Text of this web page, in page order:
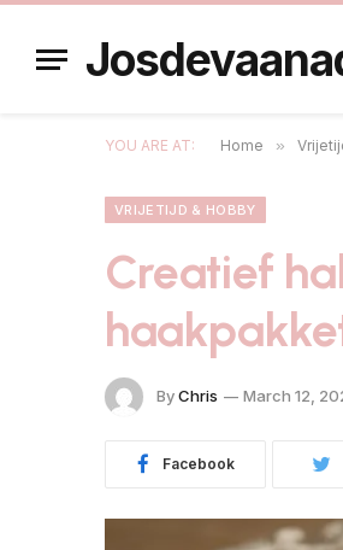
YOU ARE AT: Home »
VRIJETIJD & HOBBY
Creatief
ByChris March 12,
Facebook